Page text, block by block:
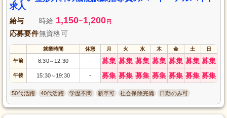
求人
給与 時給 1,150~1,200 円
応募要件無資格可
就業時間 休憩 月 火 水 木 金 土 日
午前 8:30～ 12:30 - 募集 募集 募集 募集 募集 募集 募集
午後 15:30～ 19:30 - 募集 募集 募集 募集 募集 募集 募集
50代活躍 40代活躍 学歴不問 新卒可 社会保険完備 日勤のみ可